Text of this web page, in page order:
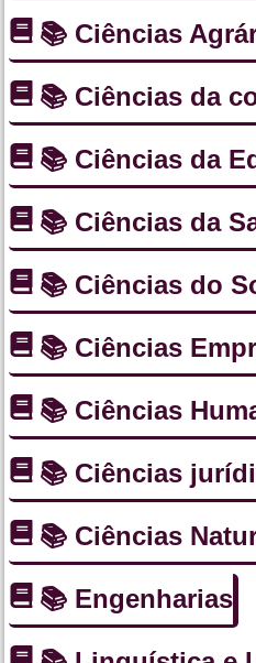
📚 Ciências
📚 Ciências da
📚 Ciências da
📚 Ciências da
📚 Ciências do
📚 Ciências
📚 Ciências
📚 Ciências
📚 Ciências
📚 Engenharias